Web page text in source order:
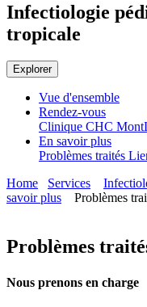
Infectiologie
tropicale
Explorer
Vue d'ensemble
Rendez-vous
Clinique CHC
En savoir plus
Problèmes traités
Home
Services
savoir plus
Problèmes
Problèmes
Nous prenons en charge